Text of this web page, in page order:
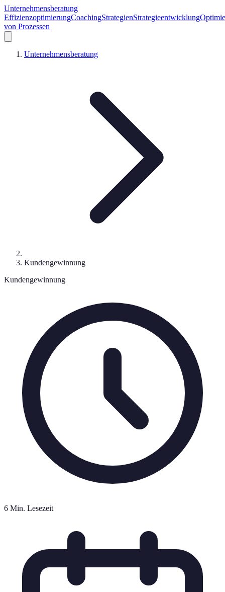
Unternehmensberatung
EffizienzoptimierungCoachingStrategienStrategieentwicklung
von Prozessen
Unternehmensberatung
Kundengewinnung
Kundengewinnung
6 Min. Lesezeit